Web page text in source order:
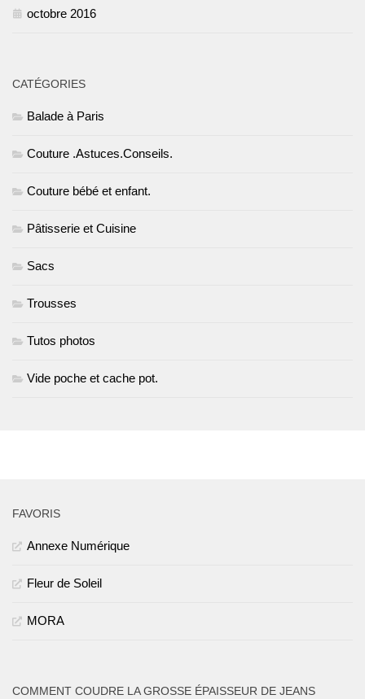
octobre 2016
CATÉGORIES
Balade à Paris
Couture .Astuces.Conseils.
Couture bébé et enfant.
Pâtisserie et Cuisine
Sacs
Trousses
Tutos photos
Vide poche et cache pot.
FAVORIS
Annexe Numérique
Fleur de Soleil
MORA
COMMENT COUDRE LA GROSSE ÉPAISSEUR DE JEANS